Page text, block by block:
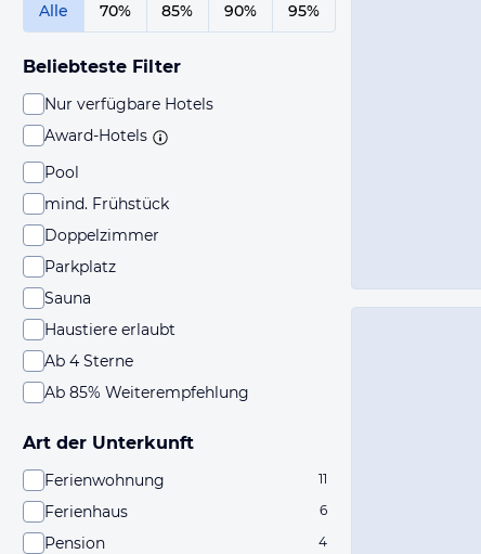
Alle 70% 85% 90% 95%
Beliebteste Filter
Nur verfügbare Hotels
Award-Hotels
Pool
mind. Frühstück
Doppelzimmer
Parkplatz
Sauna
Haustiere erlaubt
Ab 4 Sterne
Ab 85% Weiterempfehlung
Art der Unterkunft
Ferienwohnung 11
Ferienhaus 6
Pension 4